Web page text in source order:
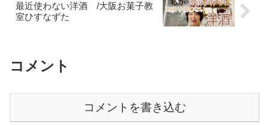
最近使わない洋酒 /大阪お菓子教
室ひすなずた
コメント
コメントを書き込む